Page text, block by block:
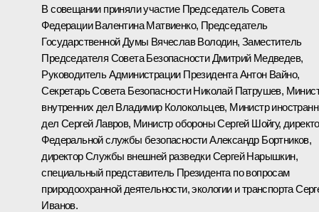
В совещании приняли участие Председатель Совета
ФедерацииВалентина Матвиенко, Председатель
Государственной Думы Вячеслав Володин, Заместитель
Председателя Совета БезопасностиДмитрий Медведев,
Руководитель Администрации ПрезидентаАнтон Вайно,
Секретарь Совета БезопасностиНиколай Патрушев,
внутренних дел Владимир Колокольцев, Министр
дел Сергей Лавров, Министр обороныСергей Шойгу,
Федеральной службы безопасностиАлександр Бортников,
директор Службы внешней разведкиСергей Нарышкин,
специальный представитель Президента по вопросам
природоохранной деятельности, экологии и транспорта
Иванов.